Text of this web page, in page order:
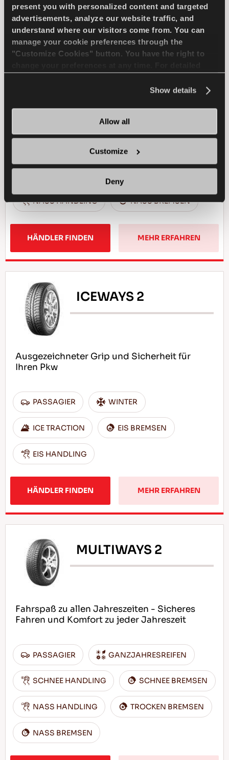
present you with personalized content and targeted
advertisements, analyze our website traffic, and
understand where our visitors come from. You can
manage your cookie preferences through the
"Customize Cookies" button. You have the right to
Show details
Allow all
Customize
Deny
WINTUS 2
Zuverlässiger Geschäftspartner - Hohe
WINTER
NASS HANDLING NASS BREMSEN
HÄNDLER FINDEN MEHR ERFAHREN
ICEWAYS 2
Ausgezeichneter Grip und Sicherheit für
Ihren Pkw
PASSAGIER WINTER
ICE TRACTION EIS BREMSEN
EIS HANDLING
HÄNDLER FINDEN MEHR ERFAHREN
MULTIWAYS 2
Fahrspaß zu allen Jahreszeiten - Sicheres
Fahren und Komfort zu jeder Jahreszeit
PASSAGIER GANZJAHRESREIFEN
SCHNEE HANDLING SCHNEE BREMSEN
NASS HANDLING TROCKEN BREMSEN
NASS BREMSEN